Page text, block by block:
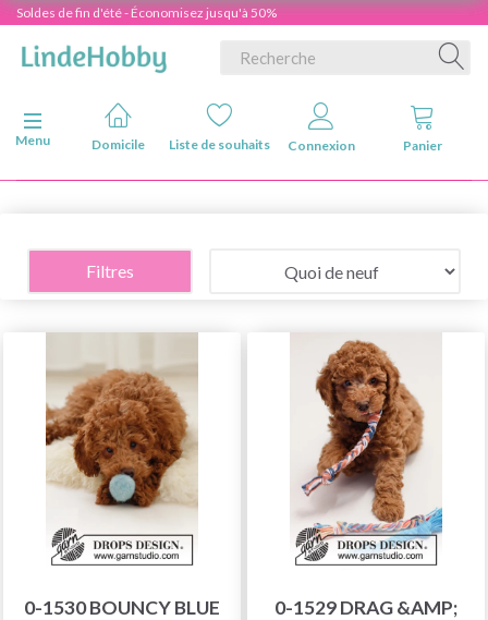
Soldes de fin d'été - Économisez jusqu'à 50%
Basculer la navigation
Menu
Domicile Liste de souhaits Connexion Panier
Filtres
0-1530 BOUNCY BLUE
0-1529 DRAG &AMP;